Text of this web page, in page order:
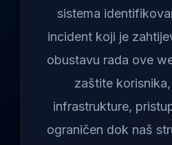
sistema
incident koji je
obustavu rada ove
zaštite
infrastrukture,
ograničen dok naš